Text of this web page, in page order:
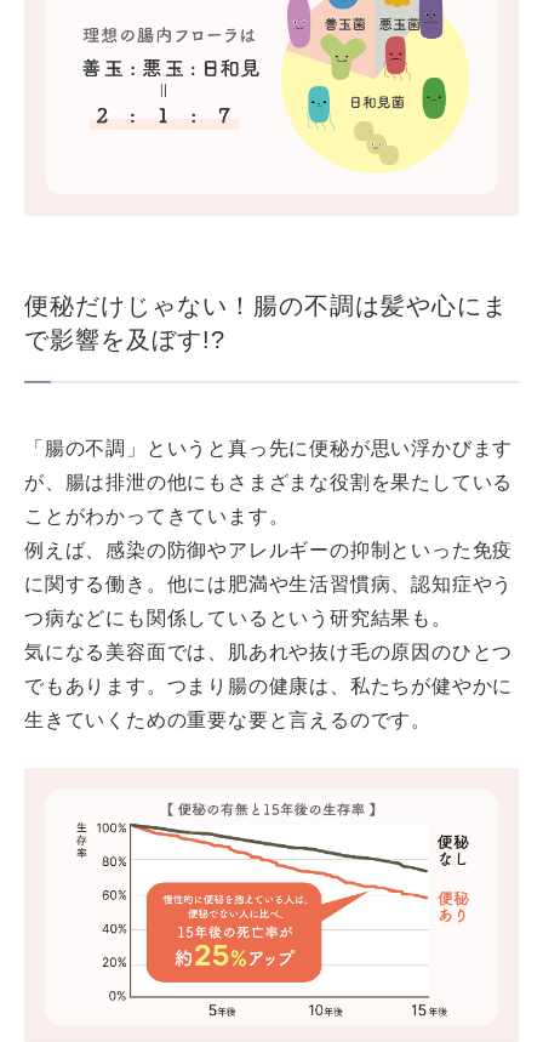
便秘だけじゃない！腸の不調は髪や心にま
で影響を及ぼす!?
「腸の不調」というと真っ先に便秘が思い浮かびます
が、腸は排泄の他にもさまざまな役割を果たしている
ことがわかってきています。
例えば、感染の防御やアレルギーの抑制といった免疫
に関する働き。他には肥満や生活習慣病、認知症やう
つ病などにも関係しているという研究結果も。
気になる美容面では、肌あれや抜け毛の原因のひとつ
でもあります。つまり腸の健康は、私たちが健やかに
生きていくための重要な要と言えるのです。